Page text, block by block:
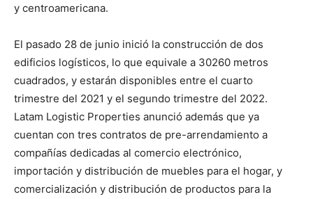
y centroamericana.
El pasado 28 de junio inició la construcción de dos
edificios logísticos, lo que equivale a 30260 metros
cuadrados, y estarán disponibles entre el cuarto
trimestre del 2021 y el segundo trimestre del 2022.
Latam Logistic Properties anunció además que ya
cuentan con tres contratos de pre-arrendamiento a
compañías dedicadas al comercio electrónico,
importación y distribución de muebles para el hogar, y
comercialización y distribución de productos para la